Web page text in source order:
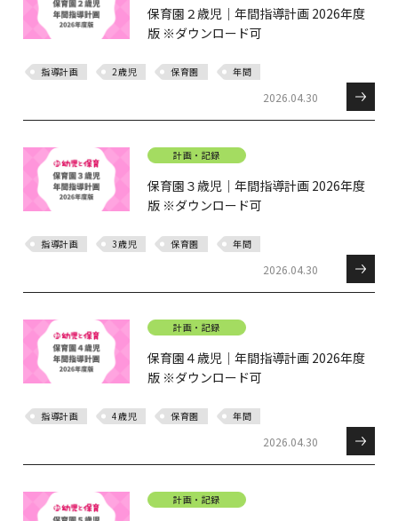
保育園２歳児｜年間指導計画 2026年度
版 ※ダウンロード可
指導計画 2歳児 保育園 年間
2026.04.30
計画・記録
保育園３歳児｜年間指導計画 2026年度
版 ※ダウンロード可
指導計画 3歳児 保育園 年間
2026.04.30
計画・記録
保育園４歳児｜年間指導計画 2026年度
版 ※ダウンロード可
指導計画 4歳児 保育園 年間
2026.04.30
計画・記録